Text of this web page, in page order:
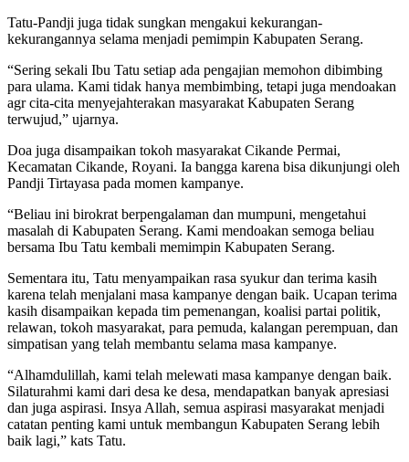
Tatu-Pandji juga tidak sungkan mengakui kekurangan-
kekurangannya selama menjadi pemimpin Kabupaten Serang.
“Sering sekali Ibu Tatu setiap ada pengajian memohon dibimbing
para ulama. Kami tidak hanya membimbing, tetapi juga mendoakan
agr cita-cita menyejahterakan masyarakat Kabupaten Serang
terwujud,” ujarnya.
Doa juga disampaikan tokoh masyarakat Cikande Permai,
Kecamatan Cikande, Royani. Ia bangga karena bisa dikunjungi oleh
Pandji Tirtayasa pada momen kampanye.
“Beliau ini birokrat berpengalaman dan mumpuni, mengetahui
masalah di Kabupaten Serang. Kami mendoakan semoga beliau
bersama Ibu Tatu kembali memimpin Kabupaten Serang.
Sementara itu, Tatu menyampaikan rasa syukur dan terima kasih
karena telah menjalani masa kampanye dengan baik. Ucapan terima
kasih disampaikan kepada tim pemenangan, koalisi partai politik,
relawan, tokoh masyarakat, para pemuda, kalangan perempuan, dan
simpatisan yang telah membantu selama masa kampanye.
“Alhamdulillah, kami telah melewati masa kampanye dengan baik.
Silaturahmi kami dari desa ke desa, mendapatkan banyak apresiasi
dan juga aspirasi. Insya Allah, semua aspirasi masyarakat menjadi
catatan penting kami untuk membangun Kabupaten Serang lebih
baik lagi,” kats Tatu.